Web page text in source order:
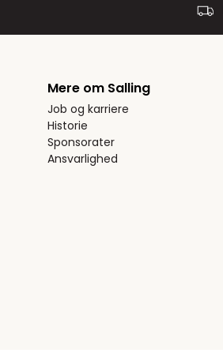
Mere om Salling
Job og karriere
Historie
Sponsorater
Ansvarlighed